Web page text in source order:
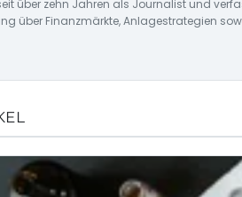
über zehn Jahren als Journalist und
über Finanzmärkte, Anlagestrategien